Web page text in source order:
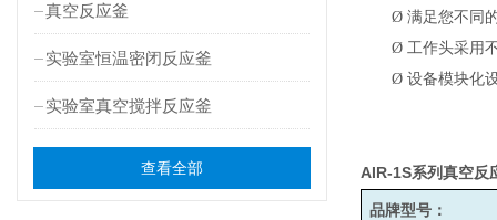
真空反应釜
实验室恒温密闭反应釜
实验室真空搅拌反应釜
查看全部
Ø 满足您不同
Ø 工作头采用
Ø 设备模块化
AIR-1S系列真空反
品牌型号：